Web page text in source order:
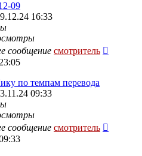
09
16:33
сообщение смотритель
по темпам перевода
09:33
сообщение смотритель